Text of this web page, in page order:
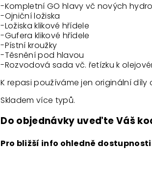
-Kompletní GO hlavy vč nových
-Ojniční ložiska
-Ložiska klikové hřídele
-Gufera klikové hřídele
-Pístní kroužky
-Těsnění pod hlavou
-Rozvodová sada vč. řetízku k
K repasi používáme jen originální díly
Skladem více typů.
Do objednávky uveďte Váš
Pro bližší info ohledně